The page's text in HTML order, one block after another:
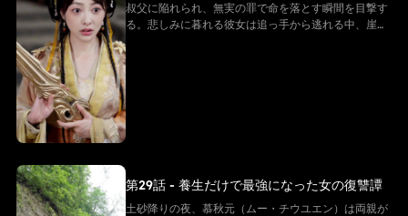
叔父に陥れられ、無実の罪で命を落とす瞬間を目撃す
る。悲しみに暮れる彼女は追っ手から逃れる中、崖か
ら転落してしまう。だが、彼女は「白尊者」と呼ばれ
る隠遁の仙に救われる。復讐を誓う慕秋元は修行を懇
──そう思われていた。 その“養生功”こそ、実は仙界
最上級の秘法。そして慕秋元の身体は、万年に一度の
「先天仙体」だった。
第29話 - 養生だけで最強になった女の復讐譚
土砂降りの夜、慕秋元（ムー・チウユエン）は両親が